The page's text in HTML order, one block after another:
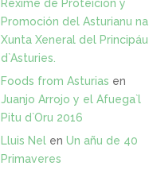
Réxime de Proteición y
Promoción del Asturianu na
Xunta Xeneral del Principáu
d`Asturies.
Foods from Asturias en
Juanjo Arrojo y el Afuega`l
Pitu d`Oru 2016
Lluis Nel en Un añu de 40
Primaveres